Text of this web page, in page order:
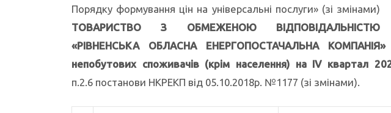
Порядку формування цін на універсальні послуги» (зі змінами)
ТОВАРИСТВО З ОБМЕЖЕНОЮ ВІДПОВІДАЛЬНІСТЮ
«РІВНЕНСЬКА ОБЛАСНА ЕНЕРГОПОСТАЧАЛЬНА
непобутових споживачів (крім населення) на IVквартал
п.2.6 постанови НКРЕКП від 05.10.2018р. №1177 (зі змінами).